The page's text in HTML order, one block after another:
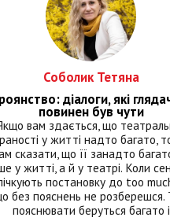
Соболик Тетяна
діалоги, які
повинен був чути
вам здається, що
у житті надто багато,
сказати, що її занадто
у житті, а й у театрі. Коли
постановку до too
без пояснень не розберешся.
пояснювати беруться багато і